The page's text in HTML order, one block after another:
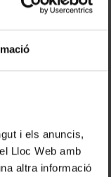
i els anuncis,
Lloc Web amb
altra informació